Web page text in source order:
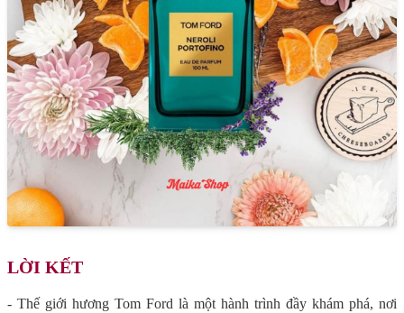
LỜI KẾT
- Thế giới hương Tom Ford là một hành trình đầy khám phá, nơi